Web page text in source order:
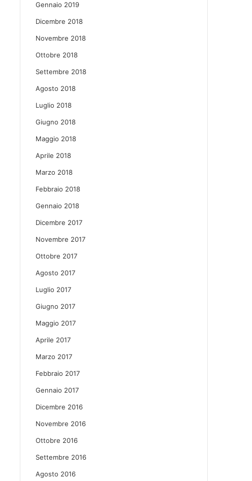
Gennaio 2019
Dicembre 2018
Novembre 2018
Ottobre 2018
Settembre 2018
Agosto 2018
Luglio 2018
Giugno 2018
Maggio 2018
Aprile 2018
Marzo 2018
Febbraio 2018
Gennaio 2018
Dicembre 2017
Novembre 2017
Ottobre 2017
Agosto 2017
Luglio 2017
Giugno 2017
Maggio 2017
Aprile 2017
Marzo 2017
Febbraio 2017
Gennaio 2017
Dicembre 2016
Novembre 2016
Ottobre 2016
Settembre 2016
Agosto 2016